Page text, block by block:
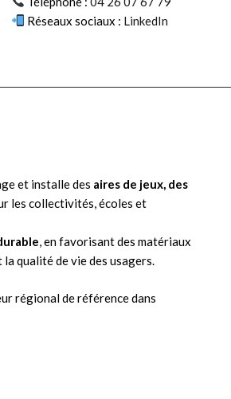
Réseaux sociaux : LinkedIn
et installe des aires de jeux, des
les collectivités, écoles et
, en favorisant des matériaux
qualité de vie des usagers.
régional de référence dans